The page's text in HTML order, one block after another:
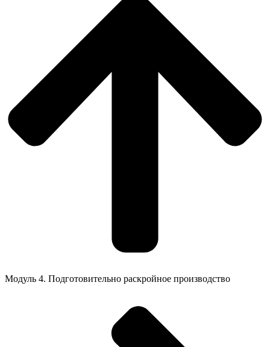
Модуль 4. Подготовительно раскройное производство